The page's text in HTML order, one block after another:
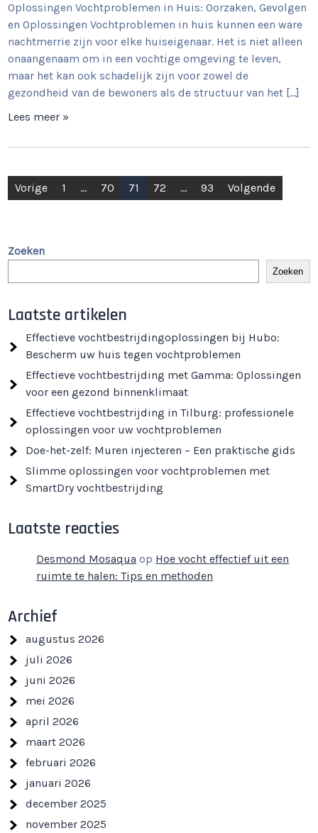
Oplossingen Vochtproblemen in Huis: Oorzaken, Gevolgen
en Oplossingen Vochtproblemen in huis kunnen een ware
nachtmerrie zijn voor elke huiseigenaar. Het is niet alleen
onaangenaam om in een vochtige omgeving te leven,
maar het kan ook schadelijk zijn voor zowel de
gezondheid van de bewoners als de structuur van het […]
Lees meer »
Berichtnavigatie
Vorige 1 … 70 71 72 … 93 Volgende
Zoeken
Zoeken
Laatste artikelen
Effectieve vochtbestrijdingoplossingen bij Hubo:
Bescherm uw huis tegen vochtproblemen
Effectieve vochtbestrijding met Gamma: Oplossingen
voor een gezond binnenklimaat
Effectieve vochtbestrijding in Tilburg: professionele
oplossingen voor uw vochtproblemen
Doe-het-zelf: Muren injecteren – Een praktische gids
Slimme oplossingen voor vochtproblemen met
SmartDry vochtbestrijding
Laatste reacties
Desmond Mosaqua op Hoe vocht effectief uit een
ruimte te halen: Tips en methoden
Archief
augustus 2026
juli 2026
juni 2026
mei 2026
april 2026
maart 2026
februari 2026
januari 2026
december 2025
november 2025